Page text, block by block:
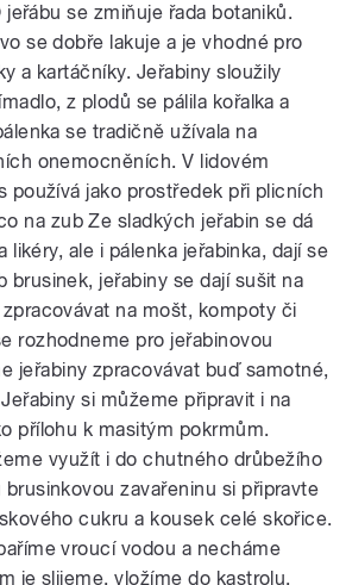
se zmiňuje řada botaniků.
se dobře lakuje a je vhodné pro
a kartáčníky. Jeřabiny sloužily
z plodů se pálila kořalka a
se tradičně užívala na
onemocněních. V lidovém
používá jako prostředek při plicních
na zub Ze sladkých jeřabin se dá
likéry, ale i pálenka jeřabinka, dají se
brusinek, jeřabiny se dají sušit na
na mošt, kompoty či
rozhodneme pro jeřabinovou
jeřabiny zpracovávat buď samotné,
si můžeme připravit i na
přílohu k masitým pokrmům.
využít i do chutného drůbežího
zavařeninu si připravte
cukru a kousek celé skořice.
vroucí vodou a necháme
je slijeme, vložíme do kastrolu,